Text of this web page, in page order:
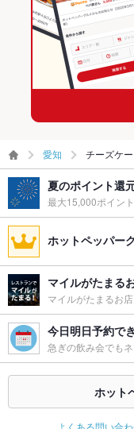
愛知 チーズケ
夏のポイント還
最大15,000ポイン
ホットペッパー
マイルがたまる
マイルがたまるお
今日明日予約で
急ぎの飲み会でも
ホット